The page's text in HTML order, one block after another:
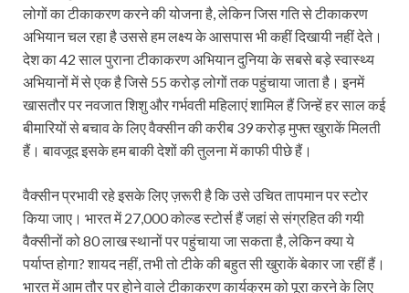
लोगों का टीकाकरण करने की योजना है, लेकिन जिस गति से टीकाकरण
अभियान चल रहा है उससे हम लक्ष्य के आसपास भी कहीं दिखायी नहीं देते।
देश का 42 साल पुराना टीकाकरण अभियान दुनिया के सबसे बड़े स्वास्थ्य
अभियानों में से एक है जिसे 55 करोड़ लोगों तक पहुंचाया जाता है। इनमें
खासतौर पर नवजात शिशु और गर्भवती महिलाएं शामिल हैं जिन्हें हर साल कई
बीमारियों से बचाव के लिए वैक्सीन की करीब 39 करोड़ मुफ्त खुराकें मिलती
हैं। बावजूद इसके हम ​बाकी देशों की तुलना में काफी पीछे हैं।
वैक्सीन प्रभावी रहे इसके लिए ज़रूरी है कि उसे उचित तापमान पर स्टोर
किया जाए। भारत में 27,000 कोल्ड स्टोर्स हैं जहां से संग्रहित की गयी
वैक्सीनों को 80 लाख स्थानों पर पहुंचाया जा सकता है, लेकिन क्या ये
पर्याप्त होगा? शायद नहीं, तभी तो टीके की बहुत सी खुराकें बेकार जा रहीं हैं।
भारत में आम तौर पर होने वाले टीकाकरण कार्यक्रम को पूरा करने के लिए